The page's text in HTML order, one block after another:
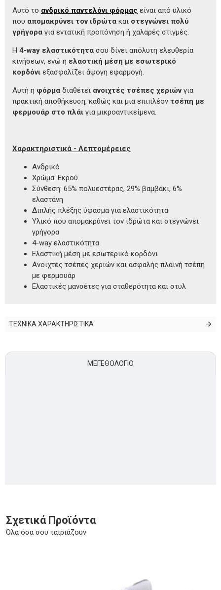
Αυτό το ανδρικό παντελόνι φόρμας είναι από υλικό
που απομακρύνει τον ιδρώτα και στεγνώνει πολύ
γρήγορα για εντατική προπόνηση ή χαλαρές στιγμές.
Η 4-way ελαστικότητα σου δίνει απόλυτη ελευθερία
κινήσεων, ενώ η ελαστική μέση με εσωτερικό
κορδόνι εξασφαλίζει άψογη εφαρμογή.
Αυτή η φόρμα διαθέτει ανοιχτές τσέπες χεριώνγια
πρακτική αποθήκευση, καθώς και μια επιπλέον τσέπη με
φερμουάρ στο πλάι για μικροαντικείμενα.
Χαρακτηριστικά - Λεπτομέρειες
Ανδρικό
Χρώμα: Εκρού
Σύνθεση: 65% πολυεστέρας, 29% βαμβάκι, 6%
ελαστάνη
Διπλής πλέξης ύφασμα για ελαστικότητα
Υλικό που απομακρύνει τον ιδρώτα και στεγνώνει
γρήγορα
4-way ελαστικότητα
Ελαστική μέση με εσωτερικό κορδόνι
Ανοιχτές τσέπες χεριών και ασφαλής πλαϊνή τσέπη
με φερμουάρ
Ελαστικές μανσέτες για σταθερότητα και στυλ
ΤΕΧΝΙΚΑ ΧΑΡΑΚΤΗΡΙΣΤΙΚΑ
ΜΕΓΕΘΟΛΌΓΙΟ
Σχετικά Προϊόντα
Όλα όσα σου ταιριάζουν